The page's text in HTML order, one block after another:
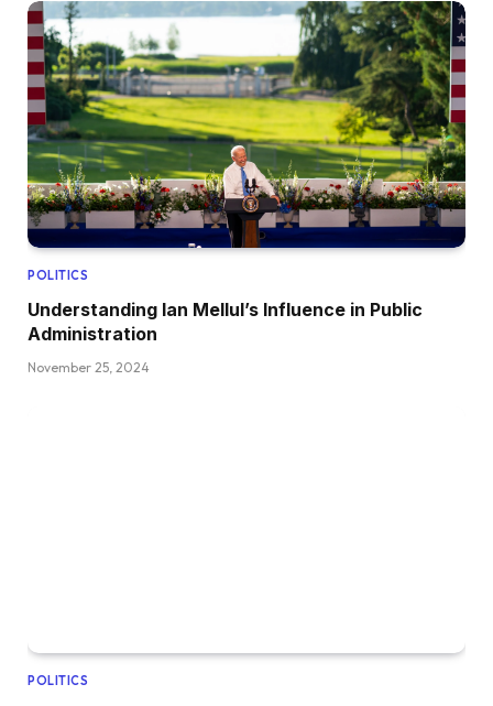
POLITICS
Understanding Ian Mellul’s Influence in Public
Administration
November 25, 2024
POLITICS